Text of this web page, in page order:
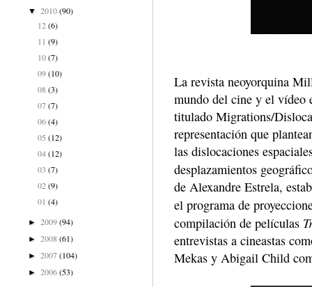
La revista neoyorquina
mundo del cine y el vídeo
titulado Migrations/
representación que
las dislocaciones
desplazamientos
de Alexandre Estrela,
el programa de
compilación de películas
entrevistas a cineastas
Mekas y Abigail Child
▼ 2010(90)
12 (6)
11 (9)
10 (7)
09 (10)
08 (3)
07 (7)
06 (4)
05 (12)
04 (12)
03 (7)
02 (9)
01 (4)
► 2009(94)
► 2008(61)
► 2007(104)
► 2006(53)